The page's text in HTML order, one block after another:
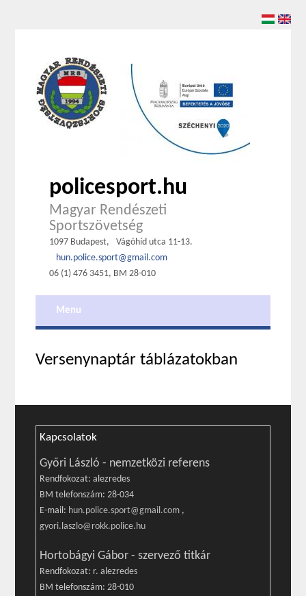
policesport.hu
Magyar Rendészeti
Sportszövetség
1097 Budapest,
Vágóhíd utca 11-13.
hun.police.sport@gmail.com
06 (1) 476 3451, BM 28-010
Menu
Versenynaptár táblázatokban
Kapcsolatok
Győri László - nemzetközi referens
Rendfokozat: alezredes
BM telefonszám: 28-034
E-mail: hun.police.sport@gmail.com ,
gyori.laszlo@rokk.police.hu
Hortobágyi Gábor - szervező titkár
Rendfokozat: r. alezredes
BM telefonszám: 28-010